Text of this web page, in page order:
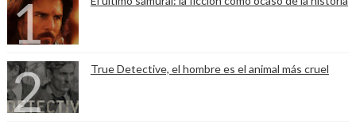
True Detective, el hombre es el animal más cruel